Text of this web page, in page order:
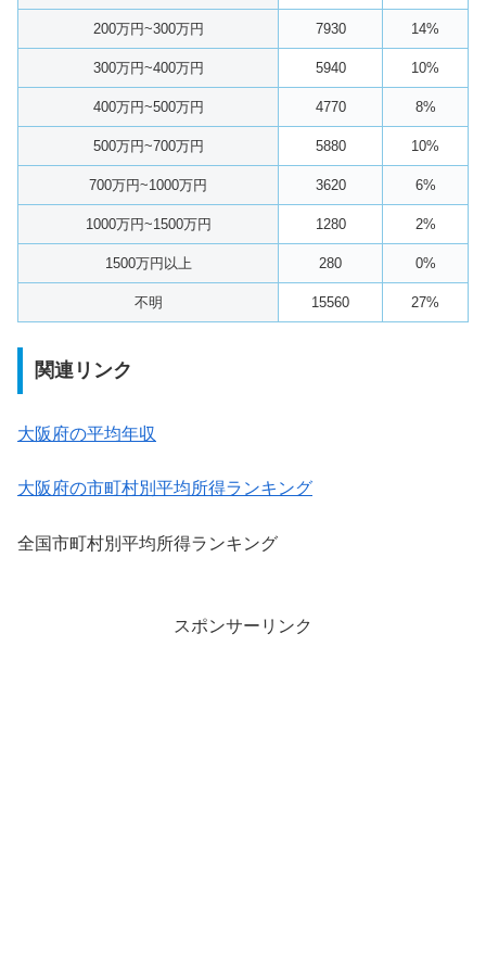
200万円~300万円 7930 14%
300万円~400万円 5940 10%
400万円~500万円 4770 8%
500万円~700万円 5880 10%
700万円~1000万円 3620 6%
1000万円~1500万円 1280 2%
1500万円以上 280 0%
不明 15560 27%
関連リンク
大阪府の平均年収
大阪府の市町村別平均所得ランキング
全国市町村別平均所得ランキング
スポンサーリンク